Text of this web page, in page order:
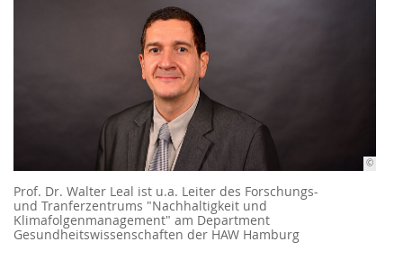
©
Prof. Dr. Walter Leal ist u.a. Leiter des Forschungs-
und Tranferzentrums "Nachhaltigkeit und
Klimafolgenmanagement" am Department
Gesundheitswissenschaften der HAW Hamburg